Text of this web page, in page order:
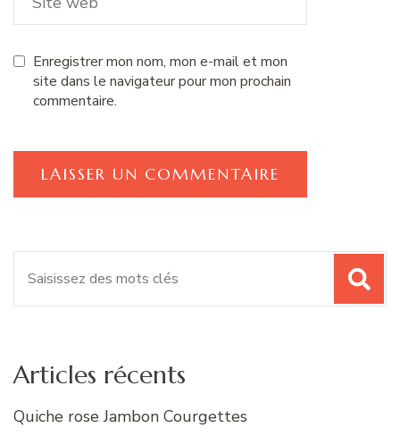
Enregistrer mon nom, mon e-mail et mon
site dans le navigateur pour mon prochain
commentaire.
Articles récents
Quiche rose Jambon Courgettes